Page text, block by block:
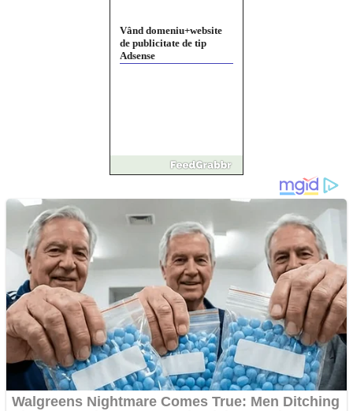
Vând domeniu+website
de publicitate de tip
Adsense
Pastorul Liviu Radu a
trecut la Domnul
Anchetă incendiară la
Gherla, polițist acuzat de
abuz în serviciu